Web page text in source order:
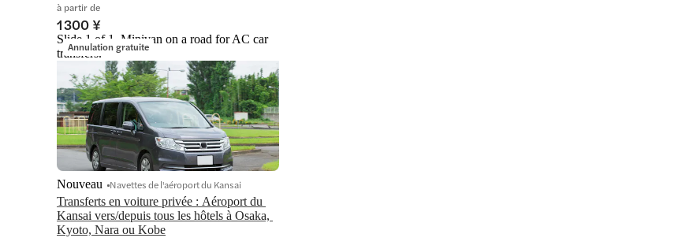
à partir de
1 300 ¥
Annulation gratuite
Slide 1 of 1, Minivan on a road for AC car
transfers.
Transferts en voiture privée : Aéroport du
Kansai vers/depuis tous les hôtels à Osaka,
Kyoto, Nara ou Kobe
Nouveau Navettes de l'aéroport du Kansai